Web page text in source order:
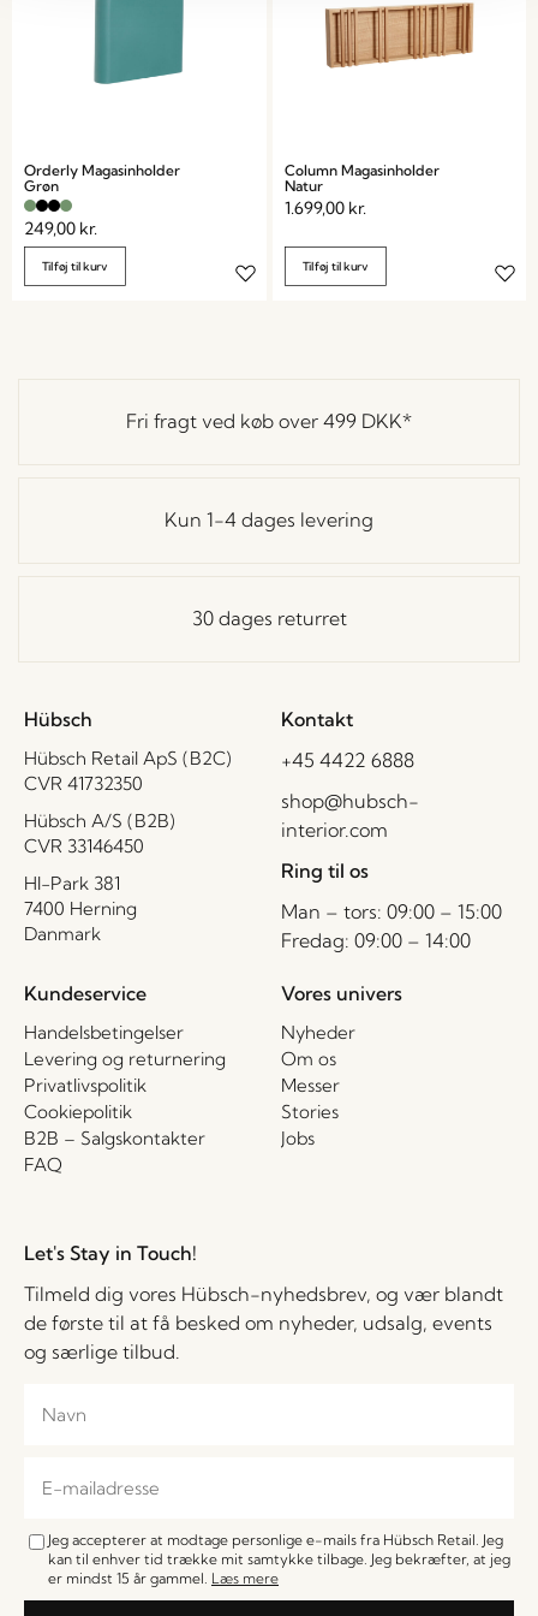
Orderly Magasinholder
Grøn
249,00 kr.
Tilføj til kurv
Column Magasinholder
Natur
1.699,00 kr.
Tilføj til kurv
Fri fragt ved køb over 499 DKK*
Kun 1-4 dages levering
30 dages returret
Hübsch
Hübsch Retail ApS (B2C)
CVR 41732350
Hübsch A/S (B2B)
CVR 33146450
HI-Park 381
7400 Herning
Danmark
Kontakt
+45 4422 6888
shop@hubsch-
interior.com
Ring til os
Man – tors: 09:00 – 15:00
Fredag: 09:00 – 14:00
Kundeservice
Handelsbetingelser
Levering og returnering
Privatlivspolitik
Cookiepolitik
B2B – Salgskontakter
FAQ
Vores univers
Nyheder
Om os
Messer
Stories
Jobs
Let's Stay in Touch!
Tilmeld dig vores Hübsch-nyhedsbrev, og vær blandt
de første til at få besked om nyheder, udsalg, events
og særlige tilbud.
Jeg accepterer at modtage personlige e-mails fra Hübsch Retail. Jeg
kan til enhver tid trække mit samtykke tilbage. Jeg bekræfter, at jeg
er mindst 15 år gammel. Læs mere